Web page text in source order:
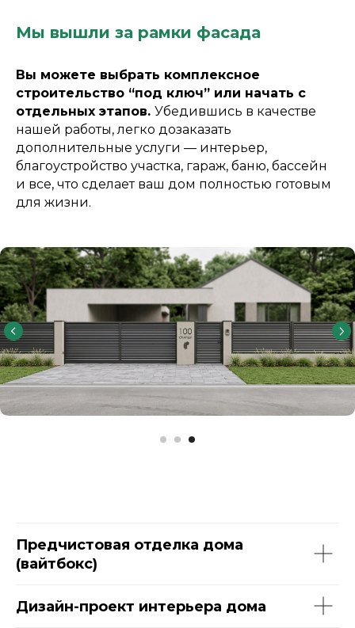
Мы вышли за рамки фасада
Вы можете выбрать комплексное
строительство “под ключ” или начать с
отдельных этапов. Убедившись в качестве
нашей работы, легко дозаказать
дополнительные услуги — интерьер,
благоустройство участка, гараж, баню, бассейн
и все, что сделает ваш дом полностью готовым
для жизни.
Предчистовая отделка дома
(вайтбокс)
Дизайн-проект интерьера дома